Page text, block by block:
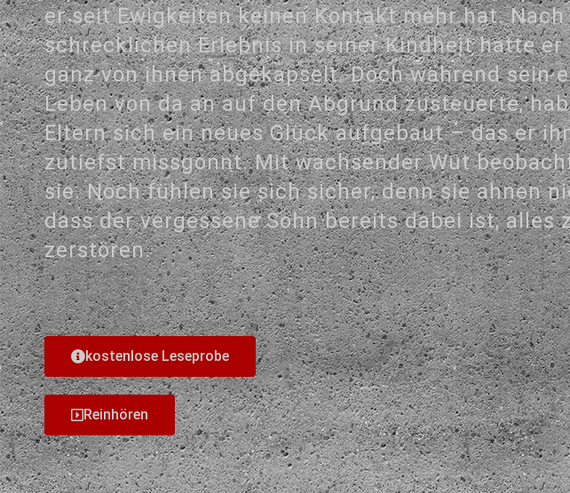
er seit Ewigkeiten keinen Kontakt mehr hat. Nach
schrecklichen Erlebnis in seiner Kindheit hatte er
ganz von ihnen abgekapselt. Doch während sein
Leben von da an auf den Abgrund zusteuerte,
Eltern sich ein neues Glück aufgebaut – das er
zutiefst missgönnt. Mit wachsender Wut
sie. Noch fühlen sie sich sicher, denn sie ahnen
dass der vergessene Sohn bereits dabei ist, alles
zerstören.
kostenlose Leseprobe
Reinhören